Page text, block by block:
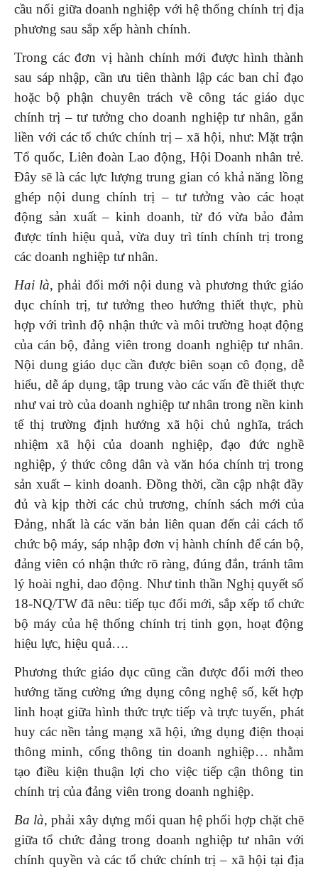
cầu nối giữa doanh nghiệp với hệ thống chính trị địa
phương sau sắp xếp hành chính.
Trong các đơn vị hành chính mới được hình thành
sau sáp nhập, cần ưu tiên thành lập các ban chỉ đạo
hoặc bộ phận chuyên trách về công tác giáo dục
chính trị – tư tưởng cho doanh nghiệp tư nhân, gắn
liền với các tổ chức chính trị – xã hội, như: Mặt trận
Tổ quốc, Liên đoàn Lao động, Hội Doanh nhân trẻ.
Đây sẽ là các lực lượng trung gian có khả năng lồng
ghép nội dung chính trị – tư tưởng vào các hoạt
động sản xuất – kinh doanh, từ đó vừa bảo đảm
được tính hiệu quả, vừa duy trì tính chính trị trong
các doanh nghiệp tư nhân.
Hai là, phải đổi mới nội dung và phương thức giáo
dục chính trị, tư tưởng theo hướng thiết thực, phù
hợp với trình độ nhận thức và môi trường hoạt động
của cán bộ, đảng viên trong doanh nghiệp tư nhân.
Nội dung giáo dục cần được biên soạn cô đọng, dễ
hiểu, dễ áp dụng, tập trung vào các vấn đề thiết thực
như vai trò của doanh nghiệp tư nhân trong nền kinh
tế thị trường định hướng xã hội chủ nghĩa, trách
nhiệm xã hội của doanh nghiệp, đạo đức nghề
nghiệp, ý thức công dân và văn hóa chính trị trong
sản xuất – kinh doanh. Đồng thời, cần cập nhật đầy
đủ và kịp thời các chủ trương, chính sách mới của
Đảng, nhất là các văn bản liên quan đến cải cách tổ
chức bộ máy, sáp nhập đơn vị hành chính để cán bộ,
đảng viên có nhận thức rõ ràng, đúng đắn, tránh tâm
lý hoài nghi, dao động. Như tinh thần Nghị quyết số
18-NQ/TW đã nêu: tiếp tục đổi mới, sắp xếp tổ chức
bộ máy của hệ thống chính trị tinh gọn, hoạt động
hiệu lực, hiệu quả….
Phương thức giáo dục cũng cần được đổi mới theo
hướng tăng cường ứng dụng công nghệ số, kết hợp
linh hoạt giữa hình thức trực tiếp và trực tuyến, phát
huy các nền tảng mạng xã hội, ứng dụng điện thoại
thông minh, cổng thông tin doanh nghiệp… nhằm
tạo điều kiện thuận lợi cho việc tiếp cận thông tin
chính trị của đảng viên trong doanh nghiệp.
Ba là, phải xây dựng mối quan hệ phối hợp chặt chẽ
giữa tổ chức đảng trong doanh nghiệp tư nhân với
chính quyền và các tổ chức chính trị – xã hội tại địa